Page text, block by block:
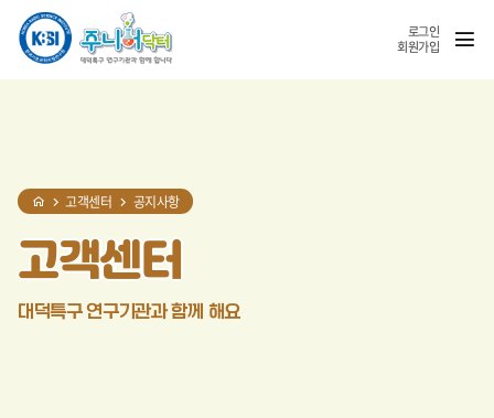
반복영역
건너뛰기
로그인
회원가입
고객센터 공지사항
고객센터
대덕특구 연구기관과 함께 해요
공유